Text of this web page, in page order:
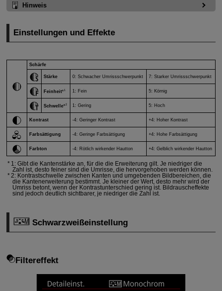
Hinweis
Einstellungen und Effekte
Schärfe
Stärke 0: Schwacher Umrissschwerpunkt 7: Starker Umrissschwerpunkt
Feinheit*1 1: Fein 5: Körnig
Schwelle*2 1: Gering 5: Hoch
Kontrast -4: Geringer Kontrast +4: Hoher Kontrast
Farbsättigung -4: Geringe Farbsättigung +4: Hohe Farbsättigung
Farbton -4: Rötlich wirkender Hautton +4: Gelblich wirkender Hautton
1: Gibt die Kantenstärke an, für die die Erweiterung gilt. Je niedriger die
Zahl ist, desto feiner sind die Umrisse, die hervorgehoben werden können.
2: Kontrastschwelle zwischen Kanten und umgebenden Bildbereichen, die
die Kantenerweiterung bestimmt. Je kleiner der Wert, desto mehr wird der
Umriss betont, wenn der Kontrastunterschied gering ist. Bildrauscheffekte
sind jedoch deutlich sichtbarer, je niedriger die Zahl ist.
Schwarzweißeinstellung
Filtereffekt